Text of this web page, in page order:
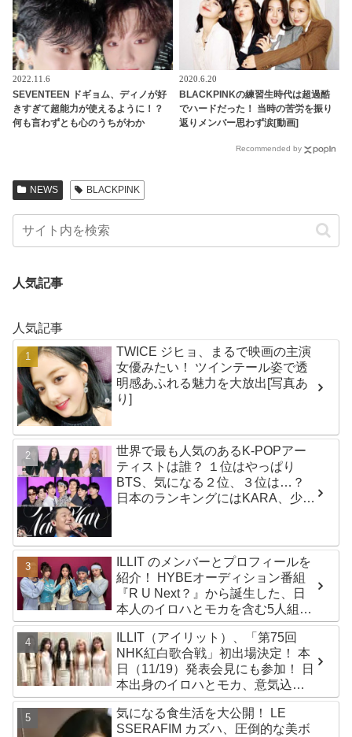
2022.11.6
SEVENTEEN ドギョム、ディノが好
きすぎて超能力が使えるように！？
何も言わずとも心のうちがわか
2020.6.20
BLACKPINKの練習生時代は超過酷
でハードだった！ 当時の苦労を振り
返りメンバー思わず涙[動画]
Recommended by
NEWS BLACKPINK
人気記事
人気記事
TWICE ジヒョ、まるで映画の主演
女優みたい！ ツインテール姿で透
明感あふれる魅力を大放出[写真あ
り]
世界で最も人気のあるK-POPアー
ティストは誰？ １位はやっぱり
BTS、気になる２位、３位は…？
日本のランキングにはKARA、少女
ILLIT のメンバーとプロフィールを
紹介！ HYBEオーディション番組
『R U Next？』から誕生した、日
本人のイロハとモカを含む5人組ガ
ールズグループ！ デビュー曲
「Magnetic」がいきなりの大ヒッ
ト
ILLIT（アイリット）、「第75回
NHK紅白歌合戦」初出場決定！ 本
日（11/19）発表会見にも参加！ 日
本出身のイロハとモカ、意気込み
を語る「ずっと夢見てたステー
ジ…嬉しくて光栄」
気になる食生活を大公開！ LE
SSERAFIM カズハ、圧倒的な美ボ